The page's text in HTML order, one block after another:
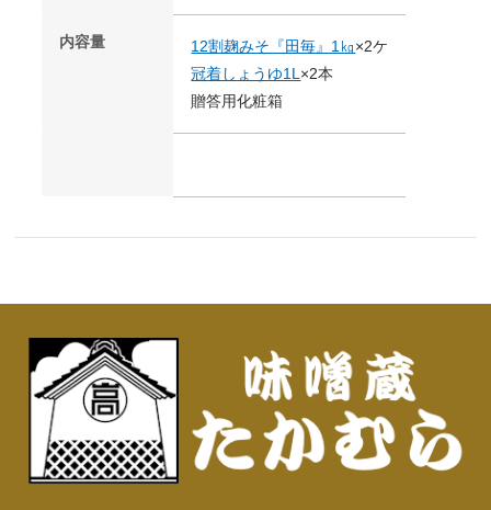
内容量 12割麹みそ『田毎』1㎏×2ケ
冠着しょうゆ1L ×2本
贈答用化粧箱